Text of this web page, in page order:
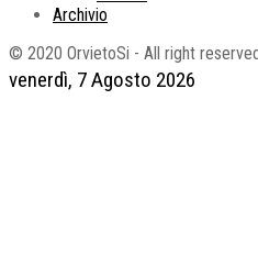
venerdì, 7 Agosto 2026
Archivio
© 2020 OrvietoSi - All right